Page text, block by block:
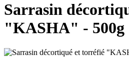
Sarrasin
"KASHA" - 500g